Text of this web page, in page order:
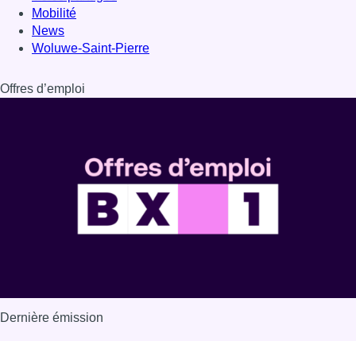
Mobilité
News
Woluwe-Saint-Pierre
Offres d’emploi
Dernière émission